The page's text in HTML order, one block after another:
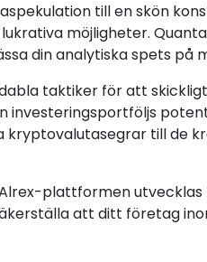
till en skön
möjligheter.
din analytiska spets på
taktiker för att
investeringsportföljs
kryptovalutasegrar till de
plattformen
att ditt företag